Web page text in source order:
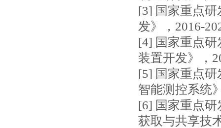
[3] 国家重点
发》，2016-
[4] 国家重点
装置开发》，
[5] 国家重点
智能测控系统
[6] 国家重点
获取与共享技